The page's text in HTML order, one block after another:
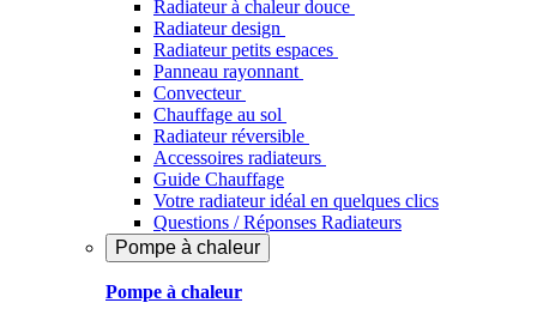
Radiateur à chaleur douce
Radiateur design
Radiateur petits espaces
Panneau rayonnant
Convecteur
Chauffage au sol
Radiateur réversible
Accessoires radiateurs
Guide Chauffage
Votre radiateur idéal en quelques clics
Questions / Réponses Radiateurs
Pompe à chaleur
Pompe à chaleur